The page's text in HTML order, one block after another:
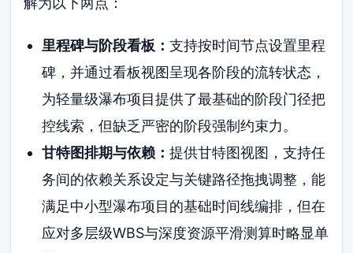
里程碑与阶段看板： 支持按时间节点设置里程
碑，并通过看板视图呈现各阶段的流转状态，
为轻量级瀑布项目提供了最基础的阶段门径把
控线索，但缺乏严密的阶段强制约束力。
甘特图排期与依赖： 提供甘特图视图，支持任
务间的依赖关系设定与关键路径拖拽调整，能
满足中小型瀑布项目的基础时间线编排，但在
应对多层级WBS与深度资源平滑测算时略显单